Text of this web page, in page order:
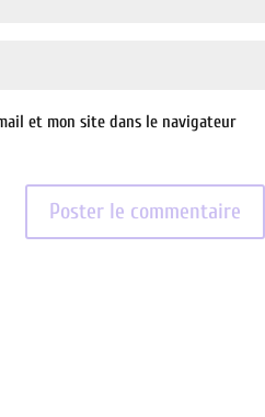
et mon site dans le navigateur